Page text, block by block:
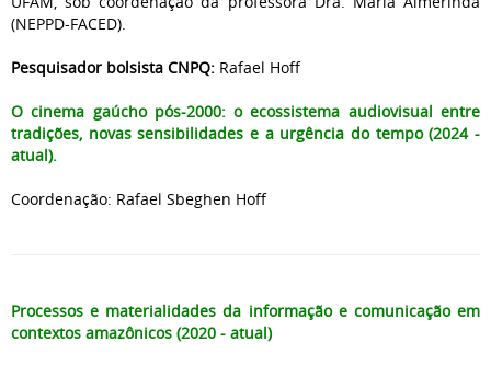
(NEPPD-FACED).
Pesquisador bolsista CNPQ: Rafael Hoff
O cinema gaúcho pós-2000: o ecossistema audiovisual entre
tradições, novas sensibilidades e a urgência do tempo (2024 -
atual).
Coordenação: Rafael Sbeghen Hoff
Processos e materialidades da informação e comunicação em
contextos amazônicos (2020 - atual)